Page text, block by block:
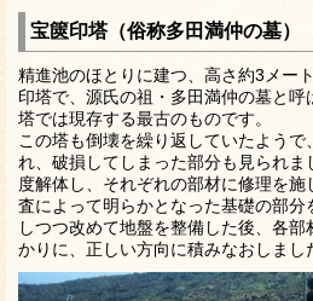
宝篋印塔（俗称多田満仲の墓）
精進池のほとりに建つ、高さ約3メー
印塔で、源氏の祖・多田満仲の墓と
塔では現存する最古のものです。
この塔も倒壊を繰り返していたようで
れ、破損してしまった部分も見られ
度解体し、それぞれの部材に修理を
査によって明らかとなった基礎の部
しつつ改めて地盤を整備した後、各
かりに、正しい方向に積みなおしまし